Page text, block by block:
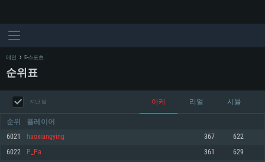
메인 E-스포츠
순위표
지난 달 아케 리얼 시뮬
순위 플레이어
6021 haoxiangying 367 622
6022 P_Pa 361 629